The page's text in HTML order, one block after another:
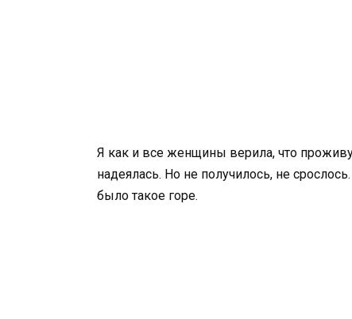
Я как и все женщины верила, что
надеялась. Но не получилось, не
было такое горе.